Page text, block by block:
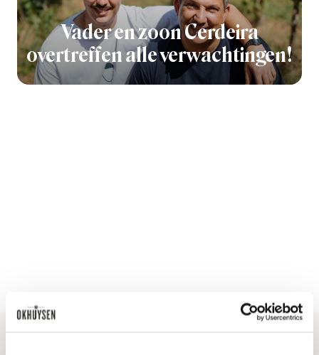
Vader en zoon Cerdeira
overtreffen alle verwachtingen!